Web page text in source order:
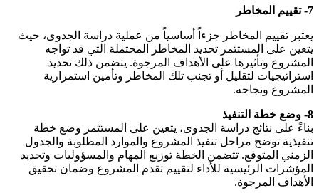
يعتبر تقييم المخاطر جزءاً أساسياً من عملية دراسة الجدوى، حيث
يتعين على المستثمر تحديد المخاطر المحتملة التي قد تواجه
المشروع وتأثيرها على الأهداف المرجوة. يتضمن ذلك تحديد
استراتيجيات لتقليل أو تجنب تلك المخاطر وتأمين استمرارية
المشروع ونجاحه.
بناءً على نتائج دراسة الجدوى، يتعين على المستثمر وضع خطة
تنفيذية توضح مراحل تنفيذ المشروع والموارد المطلوبة والجدول
الزمني المتوقع. تتضمن الخطة توزيع المهام والمسؤوليات وتحديد
المؤشرات الرئيسية للأداء لتقييم تقدم المشروع وضمان تحقيق
الأهداف المرجوة.